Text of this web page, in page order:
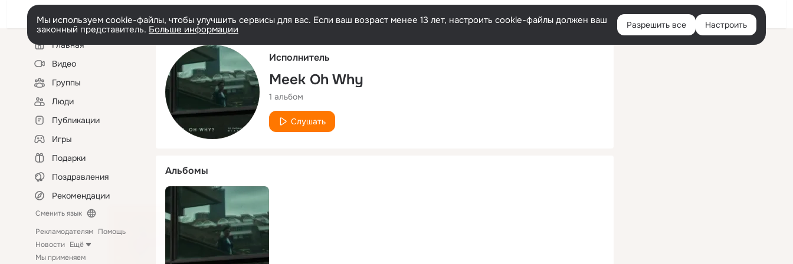
Русский Войти
Мы используем cookie-файлы, чтобы улучшить сервисы для вас. Если ваш возраст менее 13 лет, настроить cookie-файлы должен ваш
законный представитель. Больше информации Разрешить все Настроить
Левая
колонкаГлавная
Видео
Группы
Люди
Публикации
Игры
Подарки
Поздравления
Рекомендации
Сменить язык
Рекламодателям Помощь
Новости Ещё
Мы применяем
Исполнитель
Meek Oh Why
1 альбом
Слушать
Альбомы